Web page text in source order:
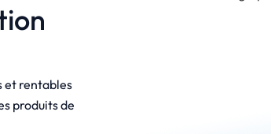
et rentables
produits de